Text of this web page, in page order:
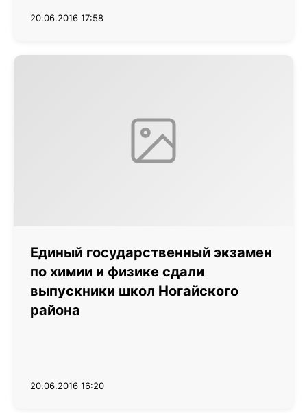
20.06.2016 17:58
Единый государственный экзамен
по химии и физике сдали
выпускники школ Ногайского
района
20.06.2016 16:20